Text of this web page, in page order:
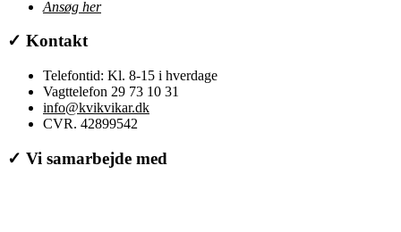
Ansøg her
✓ Kontakt
Telefontid: Kl. 8-15 i hverdage
Vagttelefon 29 73 10 31
info@kvikvikar.dk
CVR. 42899542
✓ Vi samarbejde med